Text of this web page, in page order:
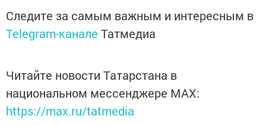
Следите за самым важным и интересным в
Telegram-канале Татмедиа
Читайте новости Татарстана в
национальном мессенджере MАХ:
https://max.ru/tatmedia